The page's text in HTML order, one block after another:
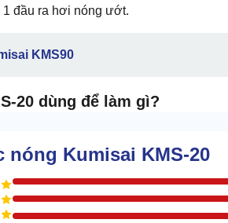
đầu ra hơi nóng ướt.
KMS90
20 dùng để làm gì?
Kumisai KMS-20